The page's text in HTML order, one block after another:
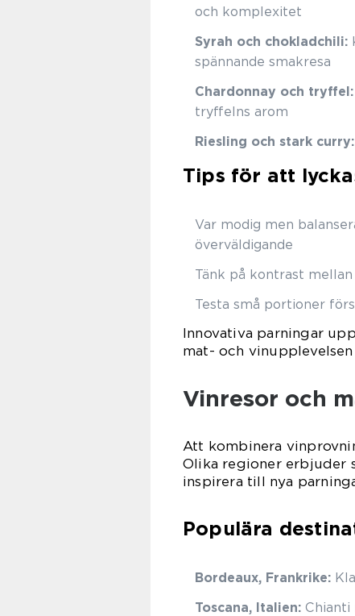
och komplexitet
Syrah och chokladchili:
spännande smakresa
Chardonnay och tryffel:
tryffelns arom
Riesling och stark curry:
Tips för att
Var modig men
överväldigande
Tänk på kontrast
Testa små portioner
Innovativa parningar
mat- och
Vinresor och
Att kombinera
Olika regioner erbjuder
inspirera till nya
Populära
Bordeaux, Frankrike:
Toscana, Italien: Chianti